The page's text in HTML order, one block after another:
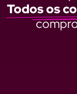
Todos os